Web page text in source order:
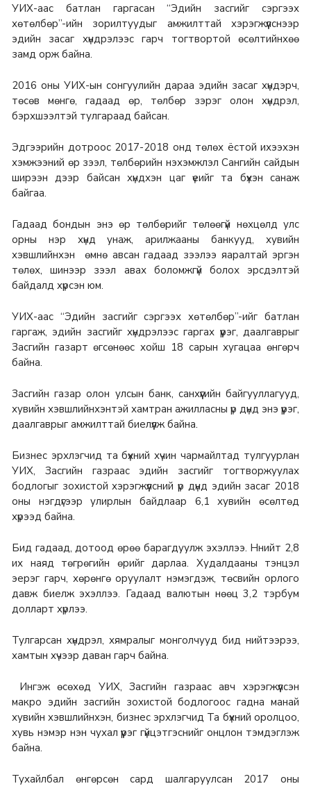
УИХ-аас батлан гаргасан “Эдийн засгийг сэргээх
хөтөлбөр”-ийн зорилтуудыг амжилттай хэрэгжүүлснээр
эдийн засаг хүндрэлээс гарч тогтвортой өсөлтийнхөө
замд орж байна.
2016 оны УИХ-ын сонгуулийн дараа эдийн засаг хүндэрч,
төсөв мөнгө, гадаад өр, төлбөр зэрэг олон хүндрэл,
бэрхшээлтэй тулгараад байсан.
Эдгээрийн дотроос 2017-2018 онд төлөх ёстой ихээхэн
хэмжээний өр зээл, төлбөрийн нэхэмжлэл Сангийн сайдын
ширээн дээр байсан хүндхэн цаг үеийг та бүхэн санаж
байгаа.
Гадаад бондын энэ өр төлбөрийг төлөөгүй нөхцөлд улс
орны нэр хүнд унаж, арилжааны банкууд, хувийн
хэвшлийнхэн өмнө авсан гадаад зээлээ яаралтай эргэн
төлөх, шинээр зээл авах боломжгүй болох эрсдэлтэй
байдалд хүрсэн юм.
УИХ-аас “Эдийн засгийг сэргээх хөтөлбөр”-ийг батлан
гаргаж, эдийн засгийг хүндрэлээс гаргах үүрэг, даалгаврыг
Засгийн газарт өгсөнөөс хойш 18 сарын хугацаа өнгөрч
байна.
Засгийн газар олон улсын банк, санхүүгийн байгууллагууд,
хувийн хэвшлийнхэнтэй хамтран ажилласны үр дүнд энэ үүрэг,
даалгаврыг амжилттай биелүүлж байна.
Бизнес эрхлэгчид та бүхний хүчин чармайлтад тулгуурлан
УИХ, Засгийн газраас эдийн засгийг тогтворжуулах
бодлогыг зохистой хэрэгжүүлсний үр дүнд эдийн засаг 2018
оны нэгдүгээр улирлын байдлаар 6,1 хувийн өсөлтөд
хүрээд байна.
Бид гадаад, дотоод өрөө барагдуулж эхэллээ. Ннийт 2,8
их наяд төгрөгийн өрийг дарлаа. Худалдааны тэнцэл
эерэг гарч, хөрөнгө оруулалт нэмэгдэж, төсвийн орлого
давж биелж эхэллээ. Гадаад валютын нөөц 3,2 тэрбум
долларт хүрлээ.
Тулгарсан хүндрэл, хямралыг монголчууд бид нийтээрээ,
хамтын хүчээр даван гарч байна.
Ингэж өсөхөд УИХ, Засгийн газраас авч хэрэгжүүлсэн
макро эдийн засгийн зохистой бодлогоос гадна манай
хувийн хэвшлийнхэн, бизнес эрхлэгчид Та бүхний оролцоо,
хувь нэмэр нэн чухал үүрэг гүйцэтгэснийг онцлон тэмдэглэж
байна.
Тухайлбал өнгөрсөн сард шалгаруулсан 2017 оны